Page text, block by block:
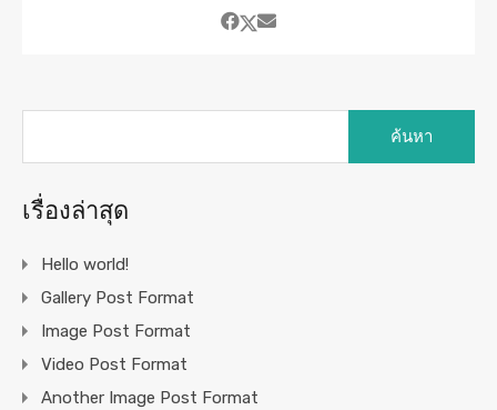
สำหรับ:
เรื่องล่าสุด
Hello world!
Gallery Post Format
Image Post Format
Video Post Format
Another Image Post Format